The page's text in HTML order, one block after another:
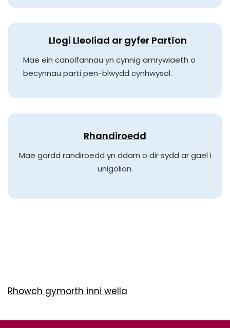
Llogi Lleoliad ar gyfer Partïon
Mae ein canolfannau yn cynnig amrywiaeth o
becynnau parti pen-blwydd cynhwysol.
Rhandiroedd
Mae gardd randiroedd yn ddarn o dir sydd ar gael i
unigolion.
Rhowch gymorth inni wella